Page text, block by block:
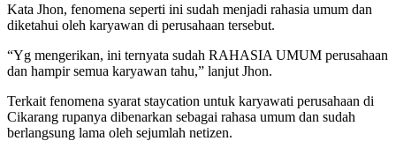
Kata Jhon, fenomena seperti ini sudah menjadi rahasia umum dan
diketahui oleh karyawan di perusahaan tersebut.
“Yg mengerikan, ini ternyata sudah RAHASIA UMUM perusahaan
dan hampir semua karyawan tahu,” lanjut Jhon.
Terkait fenomena syarat staycation untuk karyawati perusahaan di
Cikarang rupanya dibenarkan sebagai rahasa umum dan sudah
berlangsung lama oleh sejumlah netizen.